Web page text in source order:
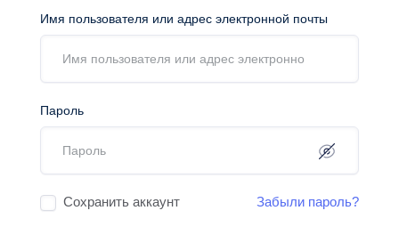
Имя пользователя или адрес электронной почты
Пароль
Сохранить аккаунт Забыли пароль?